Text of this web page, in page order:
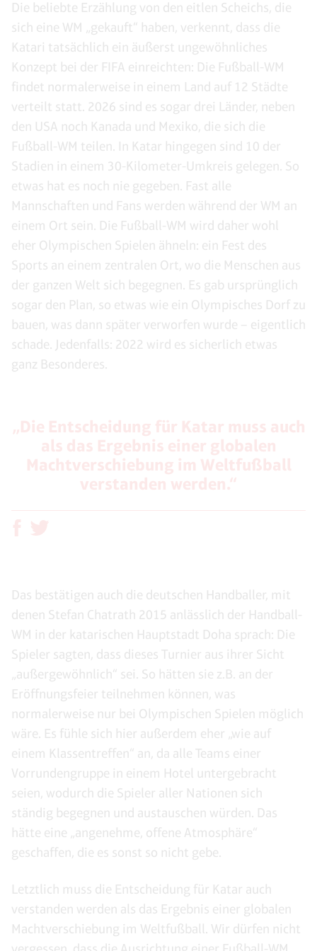
Die beliebte Erzählung von den eitlen Scheichs, die
sich eine WM „gekauft“ haben, verkennt, dass die
Katari tatsächlich ein äußerst ungewöhnliches
Konzept bei der FIFA einreichten: Die Fußball-WM
findet normalerweise in einem Land auf 12 Städte
verteilt statt. 2026 sind es sogar drei Länder, neben
den USA noch Kanada und Mexiko, die sich die
Fußball-WM teilen. In Katar hingegen sind 10 der
Stadien in einem 30-Kilometer-Umkreis gelegen. So
etwas hat es noch nie gegeben. Fast alle
Mannschaften und Fans werden während der WM an
einem Ort sein. Die Fußball-WM wird daher wohl
eher Olympischen Spielen ähneln: ein Fest des
Sports an einem zentralen Ort, wo die Menschen aus
der ganzen Welt sich begegnen. Es gab ursprünglich
sogar den Plan, so etwas wie ein Olympisches Dorf zu
bauen, was dann später verworfen wurde – eigentlich
schade. Jedenfalls: 2022 wird es sicherlich etwas
ganz Besonderes.
Das bestätigen auch die deutschen Handballer, mit
denen Stefan Chatrath 2015 anlässlich der Handball-
WM in der katarischen Hauptstadt Doha sprach: Die
Spieler sagten, dass dieses Turnier aus ihrer Sicht
„außergewöhnlich“ sei. So hätten sie z.B. an der
Eröffnungsfeier teilnehmen können, was
normalerweise nur bei Olympischen Spielen möglich
wäre. Es fühle sich hier außerdem eher „wie auf
einem Klassentreffen“ an, da alle Teams einer
Vorrundengruppe in einem Hotel untergebracht
seien, wodurch die Spieler aller Nationen sich
ständig begegnen und austauschen würden. Das
hätte eine „angenehme, offene Atmosphäre“
geschaffen, die es sonst so nicht gebe.
Letztlich muss die Entscheidung für Katar auch
verstanden werden als das Ergebnis einer globalen
Machtverschiebung im Weltfußball. Wir dürfen nicht